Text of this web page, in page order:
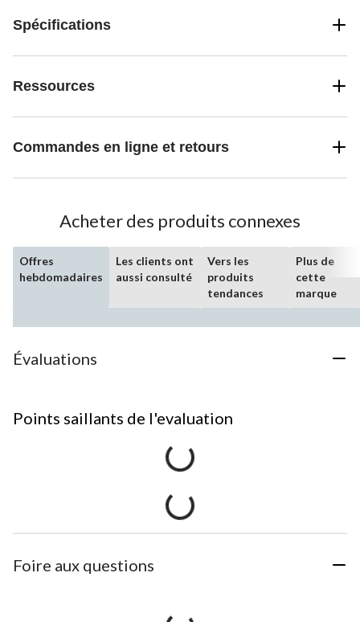
Spécifications
Ressources
Commandes en ligne et retours
Acheter des produits connexes
Offres
hebdomadaires
Les clients ont
aussi consulté
Vers les
produits
tendances
Plus de
cette
marque
Évaluations
Points saillants de l'evaluation
Foire aux questions